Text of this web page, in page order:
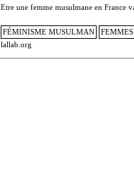
Etre une femme musulmane en France
FÉMINISME MUSULMAN
lallab.org